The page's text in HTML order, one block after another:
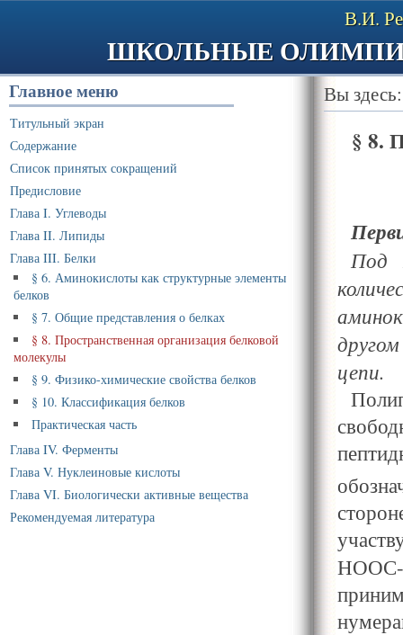
В.И.
ШКОЛЬНЫЕ
Вы
§ 8.
Под
цепи.
Главное меню
Титульный экран
Содержание
Список принятых сокращений
Предисловие
Глава I. Углеводы
Глава II. Липиды
Глава III. Белки
§ 6. Аминокислоты как структурные элементы
белков
§ 7. Общие представления о белках
§ 8. Пространственная организация белковой
молекулы
§ 9. Физико-химические свойства белков
§ 10. Классификация белков
Практическая часть
Глава IV. Ферменты
Глава V. Нуклеиновые кислоты
Глава VI. Биологически активные вещества
Рекомендуемая литература